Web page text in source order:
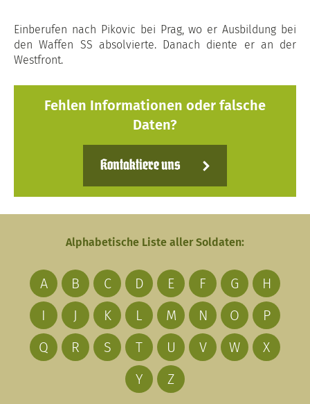
Einberufen nach Pikovic bei Prag, wo er Ausbildung bei
den Waffen SS absolvierte. Danach diente er an der
Westfront.
Fehlen Informationen oder falsche
Daten?
Kontaktiere uns
Alphabetische Liste aller Soldaten:
A B C D E F G
H
I
J K L M N O
P
Q
R S T U V W
X
Y
Z